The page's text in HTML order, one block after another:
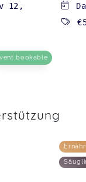
12 ,
bookable